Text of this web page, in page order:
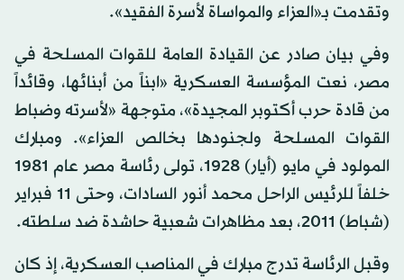
وتقدمت بـ«العزاء والمواساة لأسرة الفقيد».
وفي بيان صادر عن القيادة العامة للقوات المسلحة في
مصر، نعت المؤسسة العسكرية «ابناً من أبنائها، وقائداً
من قادة حرب أكتوبر المجيدة»، متوجهة «لأسرته وضباط
القوات المسلحة ولجنودها بخالص العزاء». ومبارك
المولود في مايو (أيار) 1928، تولى رئاسة مصر عام 1981
خلفاً للرئيس الراحل محمد أنور السادات، وحتى 11 فبراير
(شباط) 2011، بعد مظاهرات شعبية حاشدة ضد سلطته.
وقبل الرئاسة تدرج مبارك في المناصب العسكرية، إذ كان